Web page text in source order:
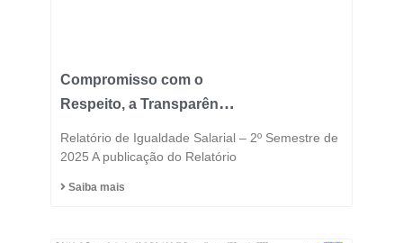
Compromisso com o
Respeito, a Transparência
DNA do Grupo Fast
Relatório de Igualdade Salarial – 2º Semestre de
2025 A publicação do Relatório
Saiba mais